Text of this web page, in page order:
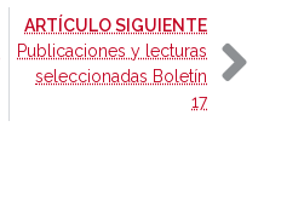
ARTÍCULO SIGUIENTE-
Publicaciones y lecturas
seleccionadas Boletín
17